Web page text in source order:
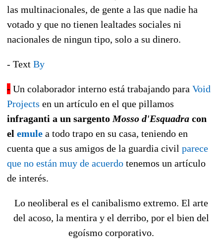
las multinacionales, de gente a las que nadie ha
votado y que no tienen lealtades sociales ni
nacionales de ningun tipo, solo a su dinero.
- Text By
- Un colaborador interno está trabajando para Void
Projects en un artículo en el que pillamos
infraganti a un sargento Mosso d'Esquadra con
el emule a todo trapo en su casa, teniendo en
cuenta que a sus amigos de la guardia civil parece
que no están muy de acuerdo tenemos un artículo
de interés.
Lo neoliberal es el canibalismo extremo. El arte
del acoso, la mentira y el derribo, por el bien del
egoísmo corporativo.